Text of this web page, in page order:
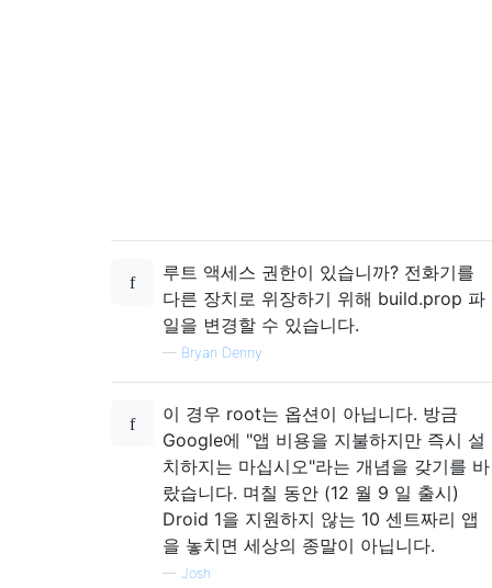
루트 액세스 권한이 있습니까? 전화기를
다른 장치로 위장하기 위해 build.prop 파
일을 변경할 수 있습니다.
— Bryan Denny
이 경우 root는 옵션이 아닙니다. 방금
Google에 "앱 비용을 지불하지만 즉시 설
치하지는 마십시오"라는 개념을 갖기를 바
랐습니다. 며칠 동안 (12 월 9 일 출시)
Droid 1을 지원하지 않는 10 센트짜리 앱
을 놓치면 세상의 종말이 아닙니다.
— Josh